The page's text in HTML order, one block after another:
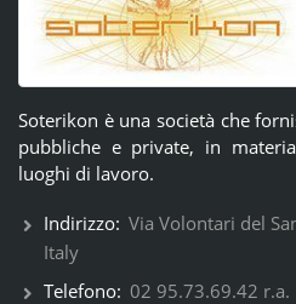
Soterikon è una società che
pubbliche e private, in
luoghi di lavoro.
Indirizzo: Via Volontari del
Italy
Telefono: 02 95.73.69.42 r.a.